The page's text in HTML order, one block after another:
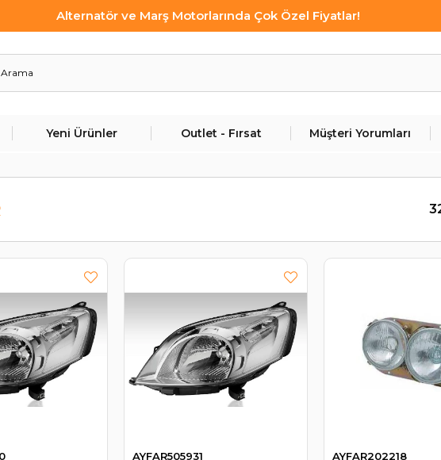
Alternatör ve Marş Motorlarında Çok Özel Fiyatlar!
Yeni Ürünler Outlet - Fırsat Müşteri Yorumları
AYFAR505931 AYFAR202218